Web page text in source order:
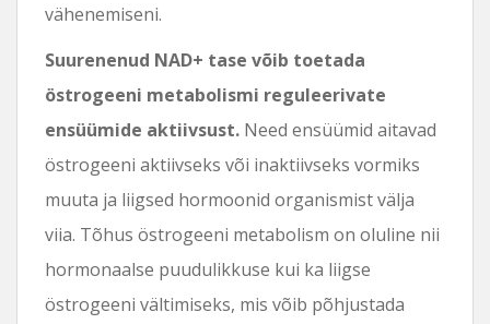
vähenemiseni.
Suurenenud NAD+ tase võib toetada
östrogeeni metabolismi reguleerivate
ensüümide aktiivsust. Need ensüümid aitavad
östrogeeni aktiivseks või inaktiivseks vormiks
muuta ja liigsed hormoonid organismist välja
viia. Tõhus östrogeeni metabolism on oluline nii
hormonaalse puudulikkuse kui ka liigse
östrogeeni vältimiseks, mis võib põhjustada